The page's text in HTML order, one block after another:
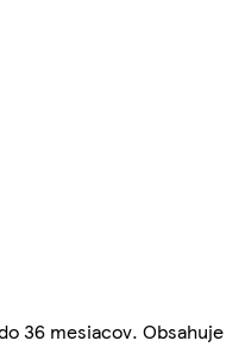
36 mesiacov. Obsahuje